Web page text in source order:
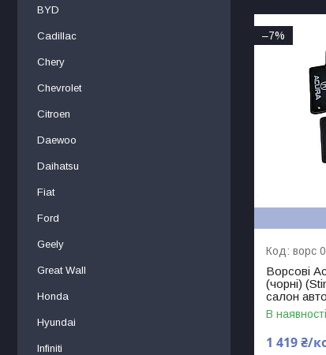
–7%
ворс
Ворсові
(чорні)
салон авто
В наявності
1 419 ₴/
BYD
Cadillac
Chery
Chevrolet
Citroen
Daewoo
Daihatsu
Fiat
Ford
Geely
Great Wall
Honda
Hyundai
Infiniti